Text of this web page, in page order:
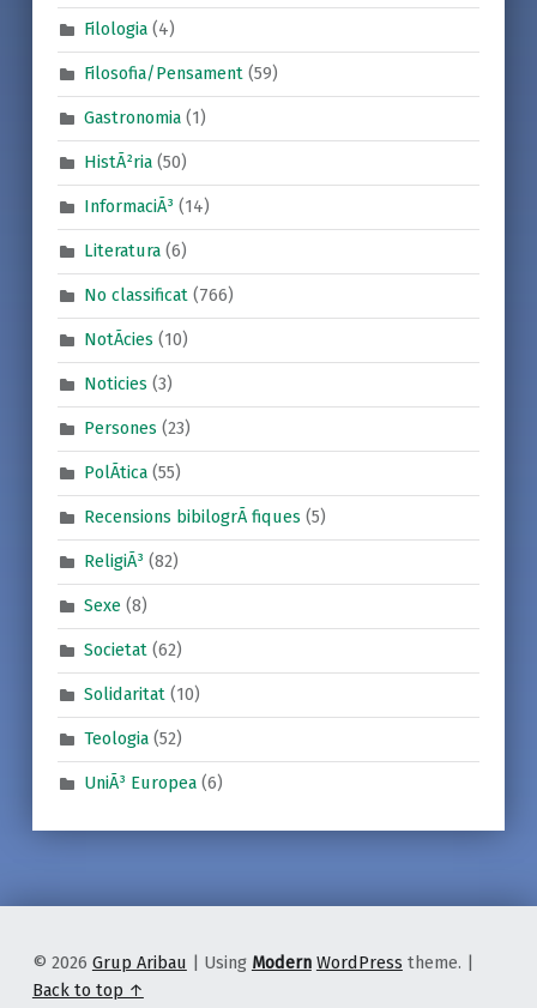
Filologia(4)
Filosofia/Pensament(59)
Gastronomia(1)
HistÃ²ria(50)
InformaciÃ³ (14)
Literatura(6)
No classificat(766)
NotÃ­cies (10)
Noticies (3)
Persones (23)
PolÃ­tica(55)
Recensions bibilogrÃ fiques (5)
ReligiÃ³ (82)
Sexe(8)
Societat(62)
Solidaritat(10)
Teologia(52)
UniÃ³ Europea(6)
© 2026 Grup Aribau | Using Modern WordPress theme. |
Back to top ↑